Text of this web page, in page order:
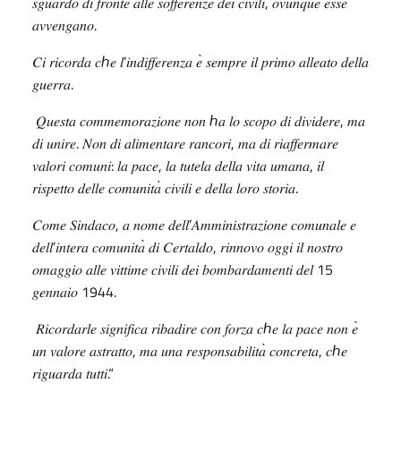
𝑠𝑔𝑢𝑎𝑟𝑑𝑜 𝑑𝑖 𝑓𝑟𝑜𝑛𝑡𝑒 𝑎𝑙𝑙𝑒 𝑠𝑜𝑓𝑓𝑒𝑟𝑒𝑛𝑧𝑒 𝑑𝑒𝑖 𝑐𝑖𝑣𝑖𝑙𝑖 𝑜𝑣𝑢𝑛𝑞𝑢𝑒 𝑒𝑠𝑠𝑒
𝑎𝑣𝑣𝑒𝑛𝑔𝑎𝑛𝑜.
𝐶𝑖 𝑟𝑖𝑐𝑜𝑟𝑑𝑎 𝑐ℎ𝑒 𝑙’𝑖𝑛𝑑𝑖𝑓𝑓𝑒𝑟𝑒𝑛𝑧𝑎 𝑒 𝑠𝑒𝑚𝑝𝑟𝑒 𝑖𝑙 𝑝𝑟𝑖𝑚𝑜 𝑎𝑙𝑙𝑒𝑎𝑡𝑜 𝑑𝑒𝑙𝑙𝑎
𝑔𝑢𝑒𝑟𝑟𝑎.
𝑄𝑢𝑒𝑠𝑡𝑎 𝑐𝑜𝑚𝑚𝑒𝑚𝑜𝑟𝑎𝑧𝑖𝑜𝑛𝑒 𝑛𝑜𝑛 ℎ𝑎 𝑙𝑜 𝑠𝑐𝑜𝑝𝑜 𝑑𝑖 𝑑𝑖𝑣𝑖𝑑𝑒𝑟𝑒, 𝑚𝑎
𝑑𝑖 𝑢𝑛𝑖𝑟𝑒. 𝑁𝑜𝑛 𝑑𝑖 𝑎𝑙𝑖𝑚𝑒𝑛𝑡𝑎𝑟𝑒 𝑟𝑎𝑛𝑐𝑜𝑟𝑖, 𝑚𝑎 𝑑𝑖 𝑟𝑖𝑎𝑓𝑓𝑒𝑟𝑚𝑎𝑟𝑒
𝑣𝑎𝑙𝑜𝑟𝑖 𝑐𝑜𝑚𝑢𝑛𝑖: 𝑙𝑎 𝑝𝑎𝑐𝑒, 𝑙𝑎 𝑡𝑢𝑡𝑒𝑙𝑎 𝑑𝑒𝑙𝑙𝑎 𝑣𝑖𝑡𝑎 𝑢𝑚𝑎𝑛𝑎, 𝑖𝑙
𝑟𝑖𝑠𝑝𝑒𝑡𝑡𝑜 𝑑𝑒𝑙𝑙𝑒 𝑐𝑜𝑚𝑢𝑛𝑖𝑡𝑎 𝑐𝑖𝑣𝑖𝑙𝑖 𝑒 𝑑𝑒𝑙𝑙𝑎 𝑙𝑜𝑟𝑜 𝑠𝑡𝑜𝑟𝑖𝑎.
𝐶𝑜𝑚𝑒 𝑆𝑖𝑛𝑑𝑎𝑐𝑜, 𝑎 𝑛𝑜𝑚𝑒 𝑑𝑒𝑙𝑙’𝐴𝑚𝑚𝑖𝑛𝑖𝑠𝑡𝑟𝑎𝑧𝑖𝑜𝑛𝑒 𝑐𝑜𝑚𝑢𝑛𝑎𝑙𝑒 𝑒
𝑑𝑒𝑙𝑙’𝑖𝑛𝑡𝑒𝑟𝑎 𝑐𝑜𝑚𝑢𝑛𝑖𝑡𝑎 𝑑𝑖 𝐶𝑒𝑟𝑡𝑎𝑙𝑑𝑜, 𝑟𝑖𝑛𝑛𝑜𝑣𝑜 𝑜𝑔𝑔𝑖 𝑖𝑙 𝑛𝑜𝑠𝑡𝑟𝑜
𝑜𝑚𝑎𝑔𝑔𝑖𝑜 𝑎𝑙𝑙𝑒 𝑣𝑖𝑡𝑡𝑖𝑚𝑒 𝑐𝑖𝑣𝑖𝑙𝑖 𝑑𝑒𝑖 𝑏𝑜𝑚𝑏𝑎𝑟𝑑𝑎𝑚𝑒𝑛𝑡𝑖 𝑑𝑒𝑙15
𝑔𝑒𝑛𝑛𝑎𝑖𝑜 1944.
𝑅𝑖𝑐𝑜𝑟𝑑𝑎𝑟𝑙𝑒 𝑠𝑖𝑔𝑛𝑖𝑓𝑖𝑐𝑎 𝑟𝑖𝑏𝑎𝑑𝑖𝑟𝑒 𝑐𝑜𝑛 𝑓𝑜𝑟𝑧𝑎 𝑐ℎ𝑒 𝑙𝑎 𝑝𝑎𝑐𝑒 𝑛𝑜𝑛 𝑒
𝑢𝑛 𝑣𝑎𝑙𝑜𝑟𝑒 𝑎𝑠𝑡𝑟𝑎𝑡𝑡𝑜, 𝑚𝑎 𝑢𝑛𝑎 𝑟𝑒𝑠𝑝𝑜𝑛𝑠𝑎𝑏𝑖𝑙𝑖𝑡𝑎 𝑐𝑜𝑛𝑐𝑟𝑒𝑡𝑎, 𝑐ℎ𝑒
𝑟𝑖𝑔𝑢𝑎𝑟𝑑𝑎 𝑡𝑢𝑡𝑡𝑖.“